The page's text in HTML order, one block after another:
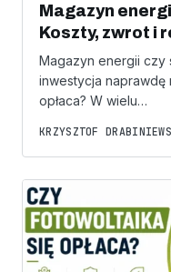
Magazyn
Koszty, zwrot i
Magazyn energii czy
inwestycja naprawdę
opłaca? W wielu…
KRZYSZTOF